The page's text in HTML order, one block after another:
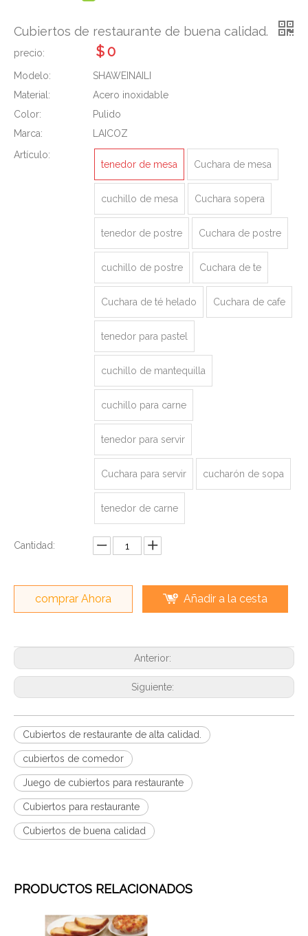
Cubiertos de restaurante de buena calidad.
precio: $0
Modelo:
SHAWEINAILI
Material:
Acero inoxidable
Color:
Pulido
Marca:
LAICOZ
Artículo:
tenedor de mesa
Cuchara de mesa
cuchillo de mesa Cuchara sopera
tenedor de postre Cuchara de postre
cuchillo de postre Cuchara de te
Cuchara de té helado Cuchara de cafe
tenedor para pastel
cuchillo de mantequilla
cuchillo para carne
tenedor para servir
Cuchara para servir cucharón de sopa
tenedor de carne
Cantidad:
comprar Ahora Añadir a la cesta
Anterior:
Siguiente:
Cubiertos de restaurante de alta calidad.
cubiertos de comedor
Juego de cubiertos para restaurante
Cubiertos para restaurante
Cubiertos de buena calidad
PRODUCTOS RELACIONADOS